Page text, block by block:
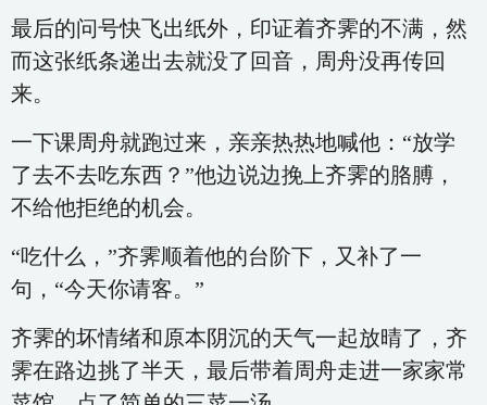
最后的问号快飞出纸外，印证着齐霁的不满，然
而这张纸条递出去就没了回音，周舟没再传回
来。
一下课周舟就跑过来，亲亲热热地喊他：“放学
了去不去吃东西？”他边说边挽上齐霁的胳膊，
不给他拒绝的机会。
“吃什么，”齐霁顺着他的台阶下，又补了一
句，“今天你请客。”
齐霁的坏情绪和原本阴沉的天气一起放晴了，齐
霁在路边挑了半天，最后带着周舟走进一家家常